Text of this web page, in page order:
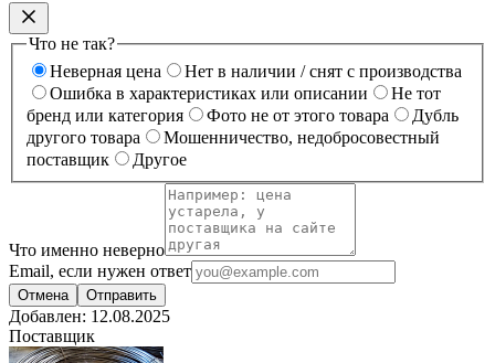
Что не так?
Неверная цена
Нет в наличии / снят с производства
Ошибка в характеристиках или описании
Не тот
бренд или категория
Фото не от этого товара
Дубль
другого товара
Мошенничество, недобросовестный
поставщик
Другое
Что именно неверно
Email, если нужен ответ
Отмена Отправить
Добавлен: 12.08.2025
Поставщик